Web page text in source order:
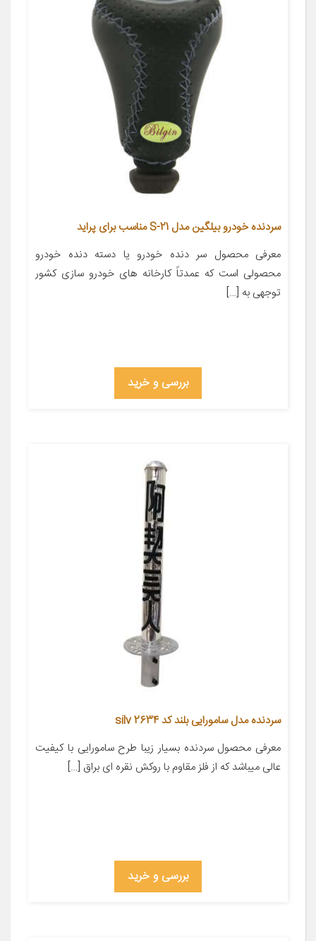
سردنده خودرو بیلگین مدل S-21 مناسب برای پراید
معرفی محصول سر دنده خودرو یا دسته دنده خودرو
محصولی است که عمدتاً کارخانه های خودرو سازی کشور
توجهی به […]
بررسی و خرید
سردنده مدل سامورایی بلند کد silv 2634
معرفی محصول سردنده بسیار زیبا طرح سامورایی با کیفیت
عالی میباشد که از فلز مقاوم با روکش نقره ای براق […]
بررسی و خرید